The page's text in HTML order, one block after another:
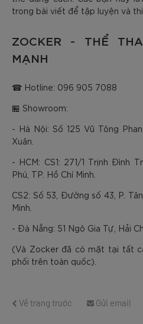
trong bài viết để tập luyện và
ZOCKER - THỂ
MẠNH
☎ Hotline: 096 905 7088
🏪 Showroom:
- Hà Nội: Số 125 Vũ Tông
Xuân.
- HCM: CS1: 271/1 Trịnh Đình
Phú, TP. Hồ Chí Minh.
CS2: Số 53, Đường số 43, P.
Minh.
- Đà Nẵng: 51 Ngô Gia Tự, Hải
(Và Zocker đã có mặt tại tất
phối trên toàn quốc).
Về trang trước Gửi email